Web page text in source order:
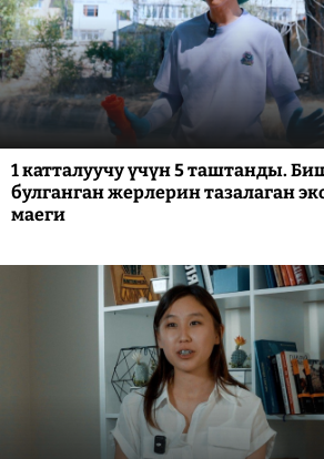
1 катталуучу үчүн 5 таштанды.
булганган жерлерин тазалаган
маеги